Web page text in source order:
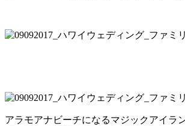
アラモアナビーチになるマジックアイラ